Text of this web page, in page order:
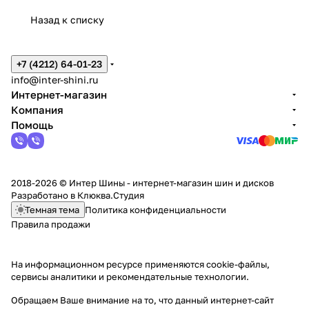
Назад к списку
+7 (4212) 64-01-23
info@inter-shini.ru
Интернет-магазин
Компания
Помощь
2018-2026 © Интер Шины - интернет-магазин шин и дисков
Разработано в Клюква.Студия
Темная тема Политика конфиденциальности
Правила продажи
На информационном ресурсе применяютсяcookie-файлы,
сервисы аналитики и рекомендательные технологии.
Обращаем Ваше внимание на то, что данный интернет-сайт